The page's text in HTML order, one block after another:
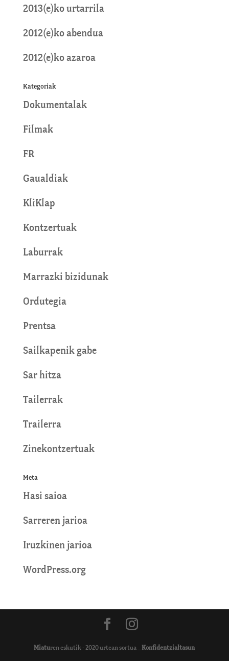
2013(e)ko urtarrila
2012(e)ko abendua
2012(e)ko azaroa
Kategoriak
Dokumentalak
Filmak
FR
Gaualdiak
KliKlap
Kontzertuak
Laburrak
Marrazki bizidunak
Ordutegia
Prentsa
Sailkapenik gabe
Sar hitza
Tailerrak
Trailerra
Zinekontzertuak
Meta
Hasi saioa
Sarreren jarioa
Iruzkinen jarioa
WordPress.org
Miaturen eskutik - 2020 urtean sortua _ Konfidentzialtasun